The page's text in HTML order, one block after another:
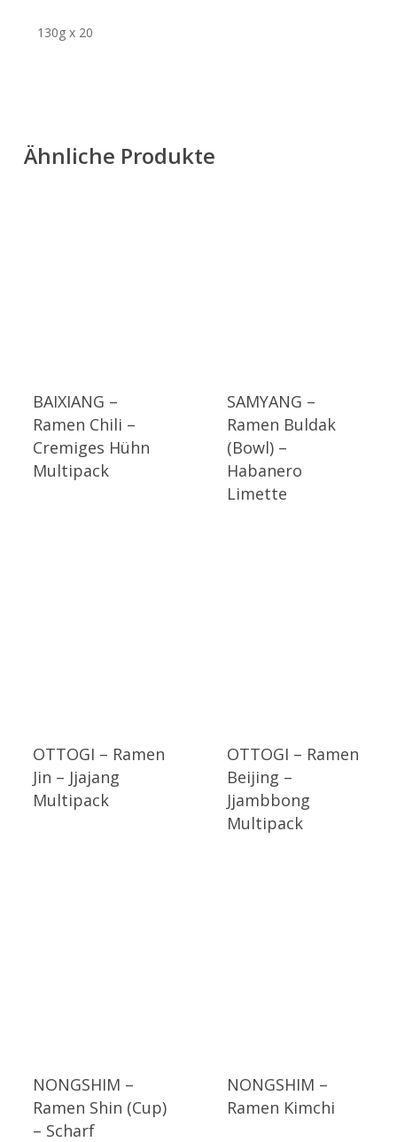
130g x 20
Ähnliche Produkte
BAIXIANG –
Ramen Chili –
Cremiges Hühn
Multipack
SAMYANG –
Ramen Buldak
(Bowl) –
Habanero
Limette
OTTOGI – Ramen
Jin – Jjajang
Multipack
OTTOGI – Ramen
Beijing –
Jjambbong
Multipack
NONGSHIM –
Ramen Shin (Cup)
– Scharf
NONGSHIM –
Ramen Kimchi